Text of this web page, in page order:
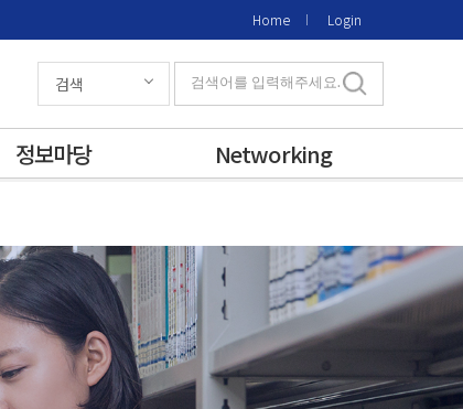
Home Login
정보마당 Networking
검색 검색어를 입력해주세요.